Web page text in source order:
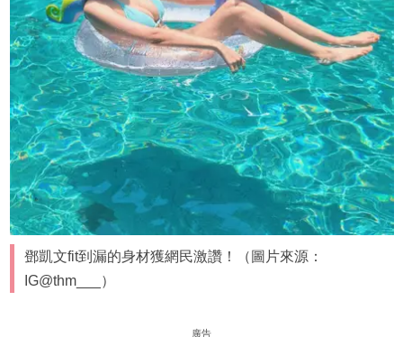
鄧凱文fit到漏的身材獲網民激讚！（圖片來源：
IG@thm___）
廣告